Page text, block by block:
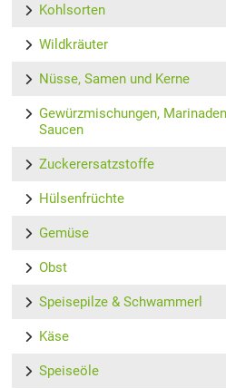
Kohlsorten
Wildkräuter
Nüsse, Samen und Kerne
Gewürzmischungen,
Saucen
Zuckerersatzstoffe
Hülsenfrüchte
Gemüse
Obst
Speisepilze & Schwammerl
Käse
Speiseöle